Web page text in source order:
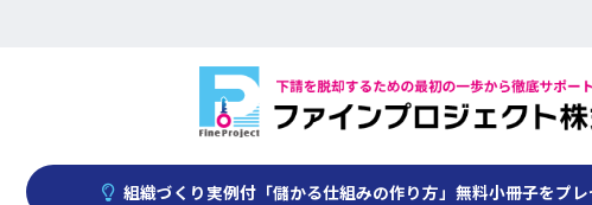
組織づくり実例付「儲かる仕組みの作り方」無料小冊子をプ